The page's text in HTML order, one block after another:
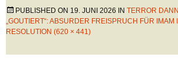
PUBLISHED ON 19. JUNI 2026 IN TERROR
„GOUTIERT“: ABSURDER FREISPRUCH FÜR IMAM
RESOLUTION (620 × 441)